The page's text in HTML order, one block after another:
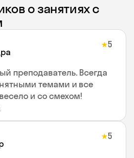
о занятиях с
★5
преподаватель. Всегда
темами и все
и со смехом!
★5